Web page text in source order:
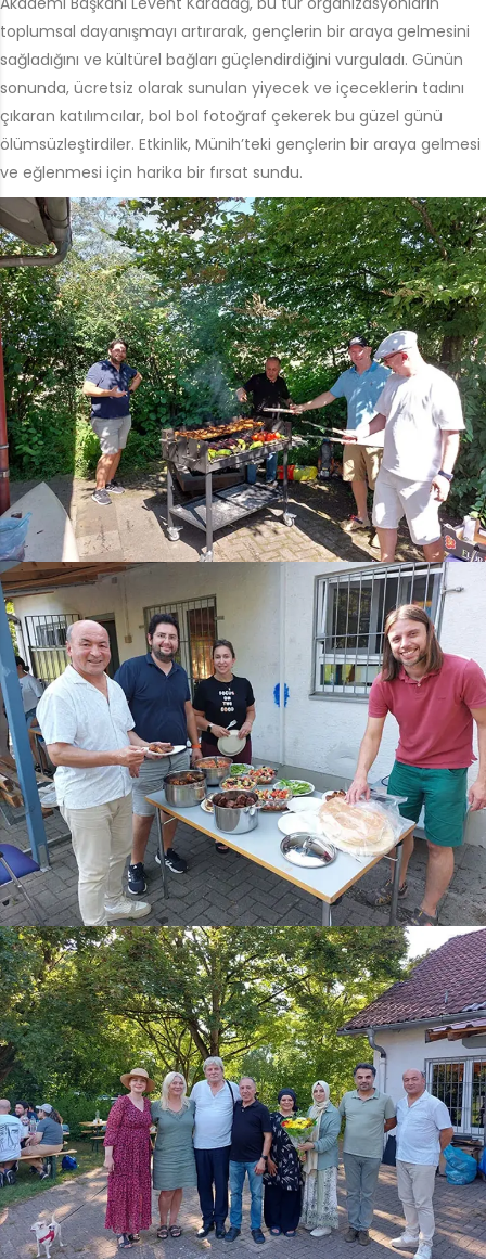
toplumsal dayanışmayı artırarak, gençlerin bir araya gelmesini
sağladığını ve kültürel bağları güçlendirdiğini vurguladı. Günün
sonunda, ücretsiz olarak sunulan yiyecek ve içeceklerin tadını
çıkaran katılımcılar, bol bol fotoğraf çekerek bu güzel günü
ölümsüzleştirdiler. Etkinlik, Münih’teki gençlerin bir araya gelmesi
ve eğlenmesi için harika bir fırsat sundu.